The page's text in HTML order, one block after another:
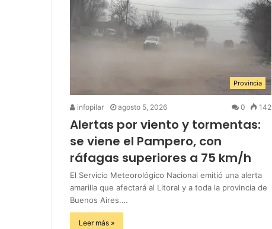
Provincia
infopilar agosto 5, 2026 0 142
Alertas por viento y tormentas:
se viene el Pampero, con
ráfagas superiores a 75 km/h
El Servicio Meteorológico Nacional emitió una alerta
amarilla que afectará al Litoral y a toda la provincia de
Buenos Aires.…
Leer más »